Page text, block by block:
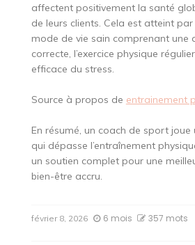
affectent positivement la santé
de leurs clients. Cela est atteint par
mode de vie sain comprenant une
correcte, l’exercice physique
efficace du stress.
Source à propos de entrainement
En résumé, un coach de sport joue
qui dépasse l’entraînement
un soutien complet pour une
bien-être accru.
février 8, 2026 6 mois 357 mots